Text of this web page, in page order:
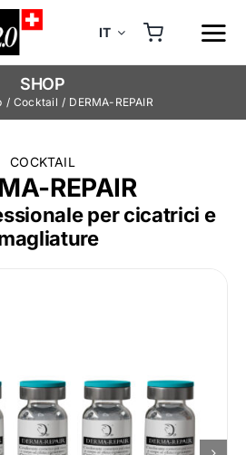
IT
SHOP
Cocktail DERMA-REPAIR
COCKTAIL
REPAIR
per cicatrici e